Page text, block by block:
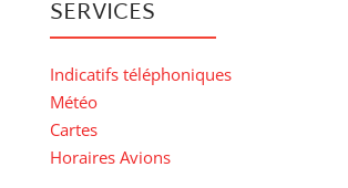
SERVICES
Indicatifs téléphoniques
Météo
Cartes
Horaires Avions